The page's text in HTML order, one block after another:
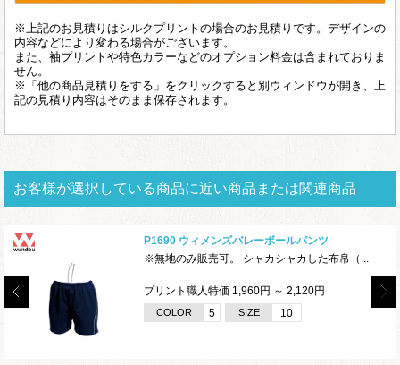
※上記のお見積りはシルクプリントの場合のお見積りです。デザインの
内容などにより変わる場合がございます。
また、袖プリントや特色カラーなどのオプション料金は含まれておりま
せん。
※「他の商品見積りをする」をクリックすると別ウィンドウが開き、上
記の見積り内容はそのまま保存されます。
お客様が選択している商品に近い商品または関連商品
P1690 ウィメンズバレーボールパンツ
※無地のみ販売可。 シャカシャカした布帛（...
プリント職人特価 1,960円 ～ 2,120円
COLOR 5 SIZE 10